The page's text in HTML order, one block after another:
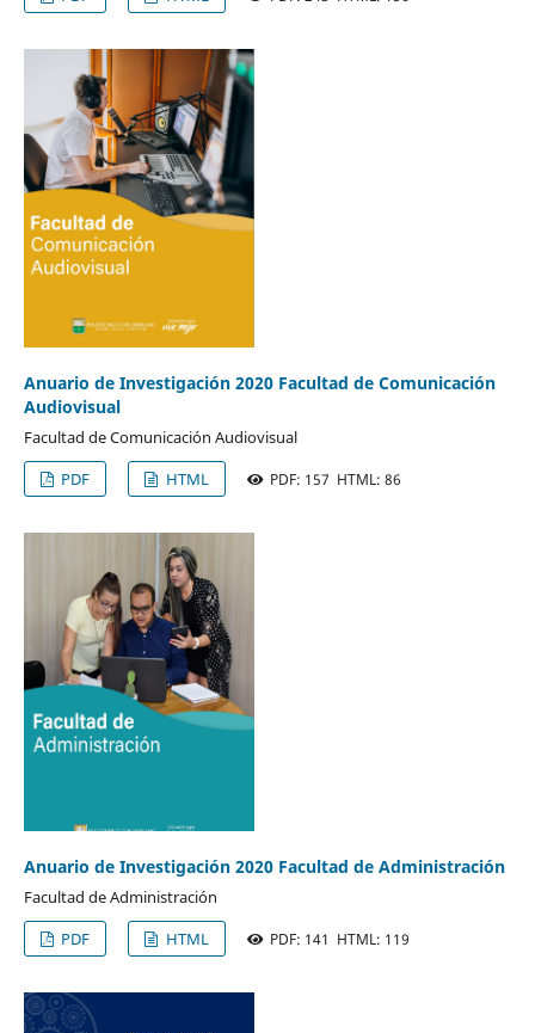
Anuario de Investigación 2020 Facultad de Comunicación
Audiovisual
Facultad de Comunicación Audiovisual
PDF
HTML PDF: 157 HTML: 86
Anuario de Investigación 2020 Facultad de Administración
Facultad de Administración
PDF
HTML PDF: 141 HTML: 119